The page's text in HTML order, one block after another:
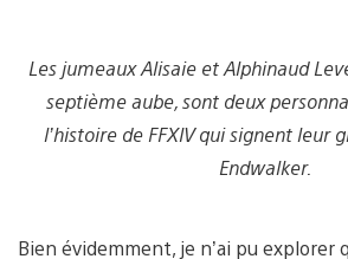
Les jumeaux Alisaie et Alphinaud
septième aube, sont deux
l’histoire de FFXIV qui signent leur
Endwalker.
Bien évidemment, je n’ai pu explorer